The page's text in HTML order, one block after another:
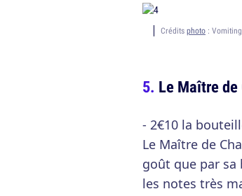
Crédits photo :
Le Maître de
- 2€10 la
Le Maître de
goût que par
les notes très